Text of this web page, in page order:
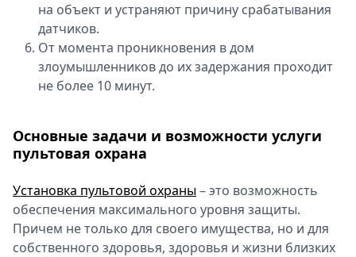
на объект и устраняют причину срабатывания
датчиков.
От момента проникновения в дом
злоумышленников до их задержания проходит
не более 10 минут.
Основные задачи и возможности услуги
пультовая охрана
Установка пультовой охраны– это возможность
обеспечения максимального уровня защиты.
Причем не только для своего имущества, но и для
собственного здоровья, здоровья и жизни близких